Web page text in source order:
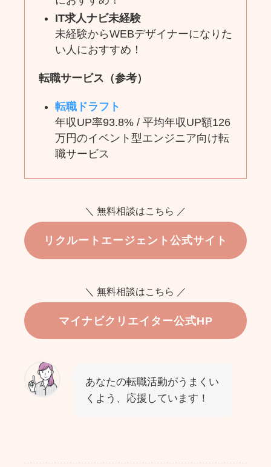
IT求人ナビ未経験
未経験からWEBデザイナーになりた
い人におすすめ！
転職サービス （参考）
転職ドラフト
年収UP率93.8% / 平均年収UP額126
万円のイベント型エンジニア向け転
職サービス
＼ 無料相談はこちら ／
リクルートエージェント公式サイト
＼ 無料相談はこちら ／
マイナビクリエイター公式HP
あなたの転職活動がうまくい
くよう、応援しています！